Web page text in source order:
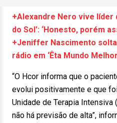
+Alexandre Nero vive líder
do Sol’: ‘Honesto, porém
+Jeniffer Nascimento
rádio em ‘Êta Mundo
“O Hcor informa que o
evolui positivamente e que
Unidade de Terapia Intensiva
não há previsão de alta”,